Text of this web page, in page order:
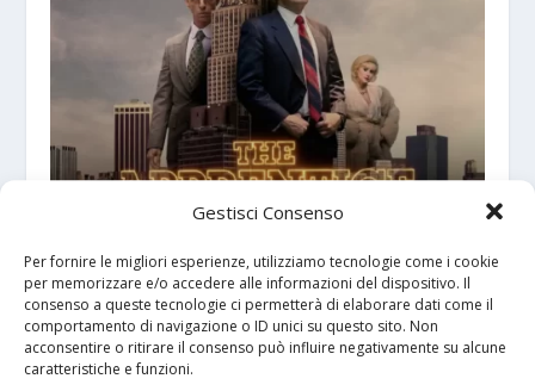
Gestisci Consenso
Per fornire le migliori esperienze, utilizziamo tecnologie come i cookie
per memorizzare e/o accedere alle informazioni del dispositivo. Il
consenso a queste tecnologie ci permetterà di elaborare dati come il
comportamento di navigazione o ID unici su questo sito. Non
acconsentire o ritirare il consenso può influire negativamente su alcune
caratteristiche e funzioni.
di Donald Trump tra potere e manipolazione
5 Marzo 2025